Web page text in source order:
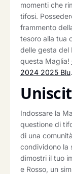
momenti che
tifosi.
frammento
tesoro alla tua
delle gesta del
questa Maglia!
2024 2025 Blu.
Indossare la
questione di
di una
condividono la
dimostri il tuo
e Rosso, un